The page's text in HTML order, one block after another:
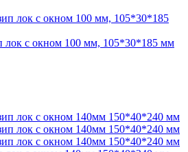
лок с окном 100 мм, 105*30*185 мм